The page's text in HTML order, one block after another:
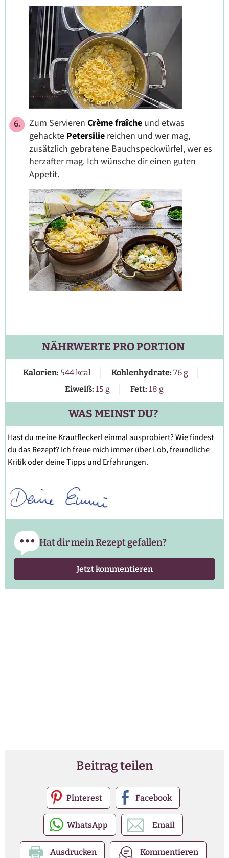
Zum Servieren Crème fraîche und etwas
gehackte Petersilie reichen und wer mag,
zusätzlich gebratene Bauchspeckwürfel, wer es
herzafter mag. Ich wünsche dir einen guten
Appetit.
NÄHRWERTE PRO PORTION
Kalorien: 544kcal | Kohlenhydrate: 76g |
Eiweiß: 15 g | Fett: 18 g
WAS MEINST DU?
Hast du meine Krautfleckerl einmal ausprobiert? Wie findest
du das Rezept? Ich freue mich immer über Lob, freundliche
Kritik oder deine Tipps und Erfahrungen.
Hat dir mein Rezept gefallen?
Jetzt kommentieren
Beitrag teilen
Pinterest Facebook
WhatsApp Email
Ausdrucken Kommentieren